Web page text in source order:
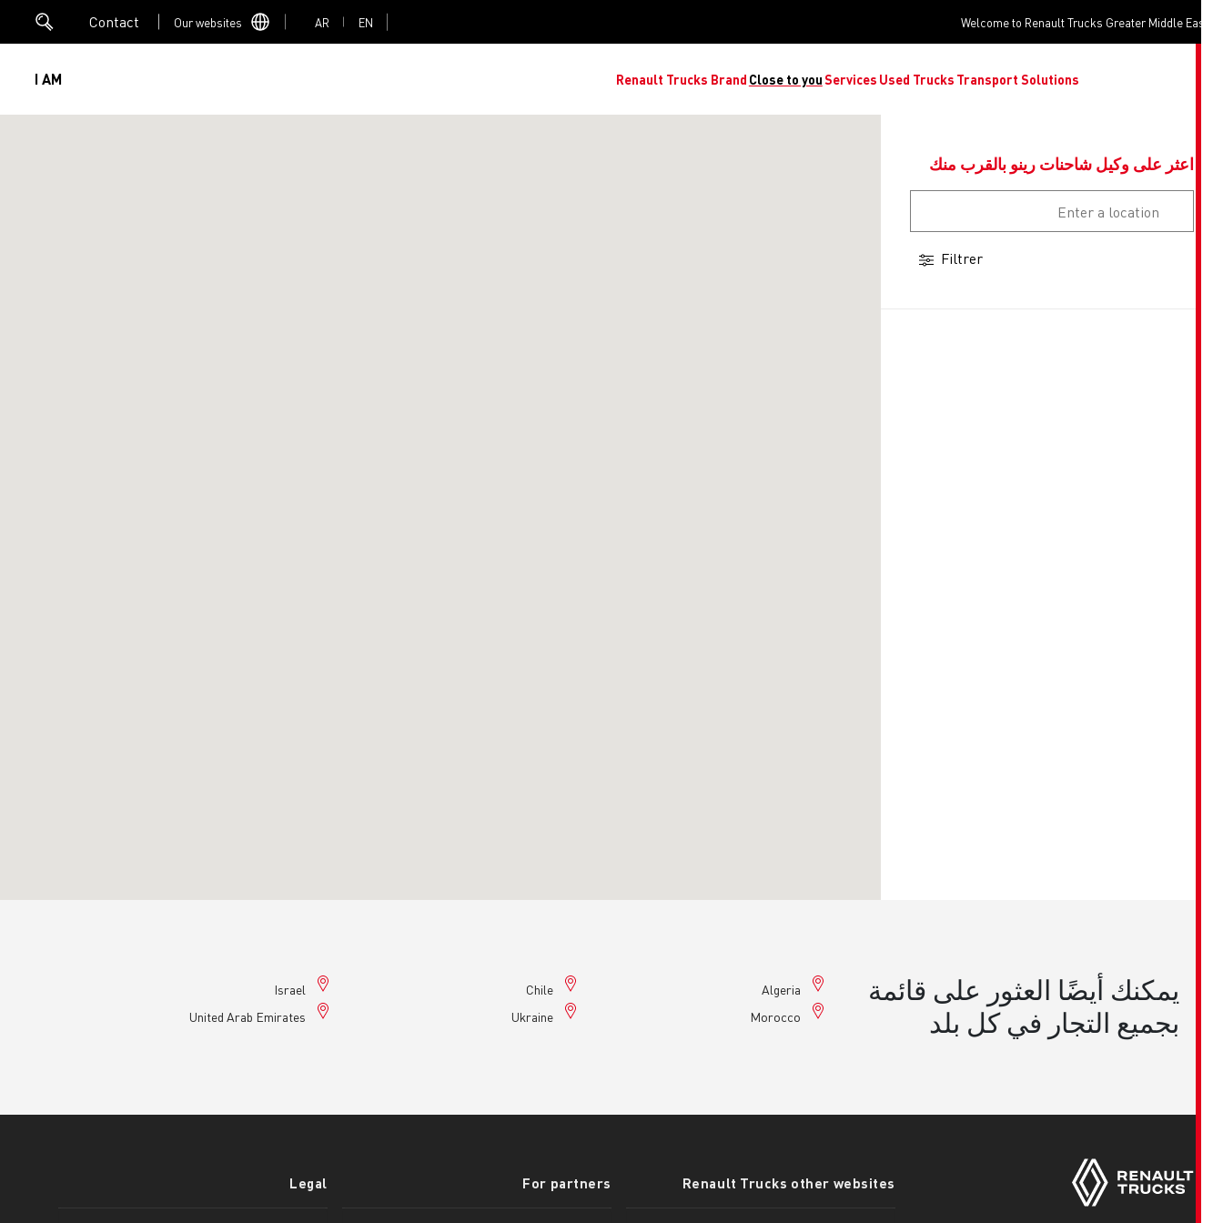
Welcome to Renault Trucks Greater Middle
AR
Our websites
Contact
Transport Solutions
Used Trucks
Services
Close to you
Renault Trucks Brand
I AM
اعثر على وكيل شاحنات رينو بالقرب منك
Filtrer
يمكنك أيضًا العثور على قائمة
بجميع التجار في كل بلد
Algeria
Chile
Israel
Morocco
Ukraine
United Arab Emirates
menu
Renault Trucks other websites
For partners
Legal